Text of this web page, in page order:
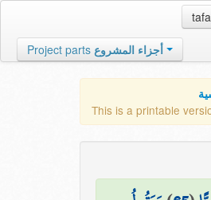
Project parts أجزاء المشروع
This is a printable